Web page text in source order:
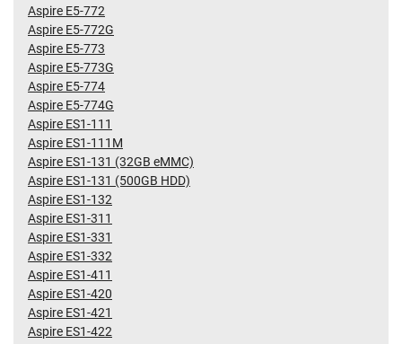
Aspire E5-772
Aspire E5-772G
Aspire E5-773
Aspire E5-773G
Aspire E5-774
Aspire E5-774G
Aspire ES1-111
Aspire ES1-111M
Aspire ES1-131 (32GB eMMC)
Aspire ES1-131 (500GB HDD)
Aspire ES1-132
Aspire ES1-311
Aspire ES1-331
Aspire ES1-332
Aspire ES1-411
Aspire ES1-420
Aspire ES1-421
Aspire ES1-422